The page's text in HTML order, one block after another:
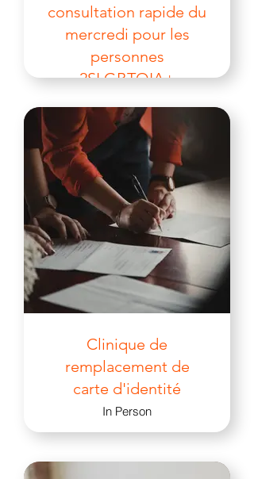
consultation rapide du
mercredi pour les
personnes
2SLGBTQIA+
Clinique de
remplacement de
carte d'identité
In Person